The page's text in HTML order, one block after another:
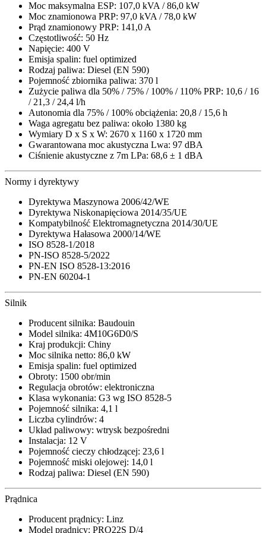
Moc maksymalna ESP: 107,0 kVA / 86,0 kW
Moc znamionowa PRP: 97,0 kVA / 78,0 kW
Prąd znamionowy PRP: 141,0 A
Częstotliwość: 50 Hz
Napięcie: 400 V
Emisja spalin: fuel optimized
Rodzaj paliwa: Diesel (EN 590)
Pojemność zbiornika paliwa: 370 l
Zużycie paliwa dla 50% / 75% / 100% / 110% PRP: 10,6 / 16
/ 21,3 / 24,4 l/h
Autonomia dla 75% / 100% obciążenia: 20,8 / 15,6 h
Waga agregatu bez paliwa: około 1380 kg
Wymiary D x S x W: 2670 x 1160 x 1720 mm
Gwarantowana moc akustyczna Lwa: 97 dBA
Ciśnienie akustyczne z 7m LPa: 68,6 ± 1 dBA
Normy i dyrektywy
Dyrektywa Maszynowa 2006/42/WE
Dyrektywa Niskonapięciowa 2014/35/UE
Kompatybilność Elektromagnetyczna 2014/30/UE
Dyrektywa Hałasowa 2000/14/WE
ISO 8528-1/2018
PN-ISO 8528-5/2022
PN-EN ISO 8528-13:2016
PN-EN 60204-1
Silnik
Producent silnika: Baudouin
Model silnika: 4M10G6D0/S
Kraj produkcji: Chiny
Moc silnika netto: 86,0 kW
Emisja spalin: fuel optimized
Obroty: 1500 obr/min
Regulacja obrotów: elektroniczna
Klasa wykonania: G3 wg ISO 8528-5
Pojemność silnika: 4,1 l
Liczba cylindrów: 4
Układ paliwowy: wtrysk bezpośredni
Instalacja: 12 V
Pojemność cieczy chłodzącej: 23,6 l
Pojemność miski olejowej: 14,0 l
Rodzaj paliwa: Diesel (EN 590)
Prądnica
Producent prądnicy: Linz
Model prądnicy: PRO22S D/4